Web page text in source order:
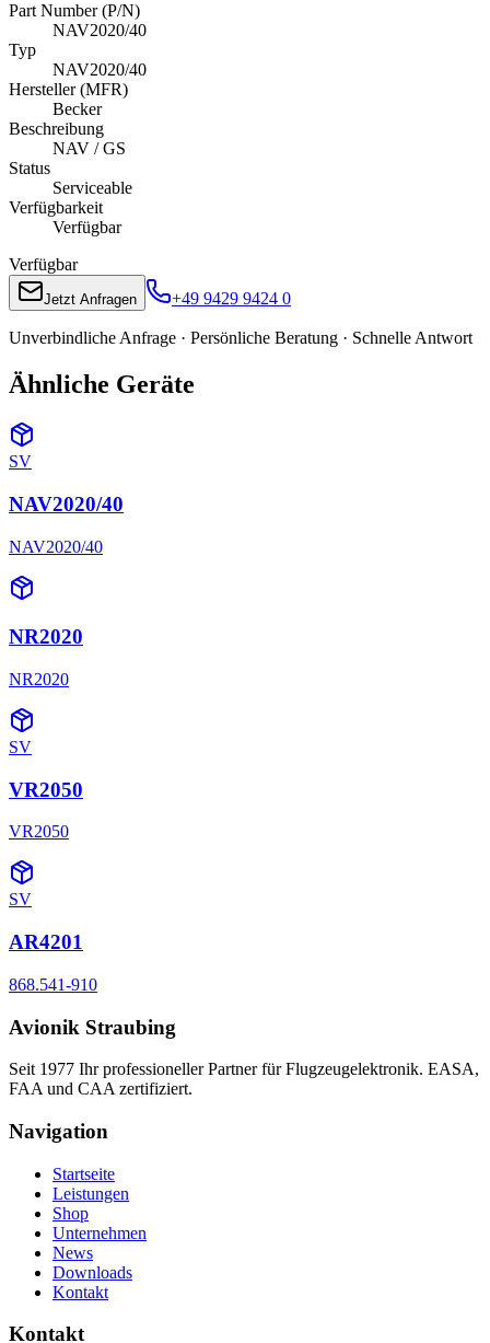
Part Number (P/N)
NAV2020/40
Typ
NAV2020/40
Hersteller (MFR)
Becker
Beschreibung
NAV / GS
Status
Serviceable
Verfügbarkeit
Verfügbar
Verfügbar
Jetzt Anfragen +49 9429 9424 0
Unverbindliche Anfrage · Persönliche Beratung · Schnelle Antwort
Ähnliche Geräte
SV
NAV2020/40
NAV2020/40
NR2020
NR2020
SV
VR2050
VR2050
SV
AR4201
868.541-910
Avionik Straubing
Seit 1977 Ihr professioneller Partner für Flugzeugelektronik. EASA,
FAA und CAA zertifiziert.
Navigation
Startseite
Leistungen
Shop
Unternehmen
News
Downloads
Kontakt
Kontakt